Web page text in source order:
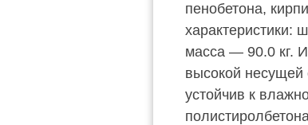
пенобетона,
масса — 90.0 кг.
высокой несущей
устойчив к